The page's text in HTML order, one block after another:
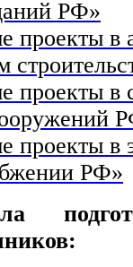
РФ»
проекты в
проекты в
проекты в
РФ»